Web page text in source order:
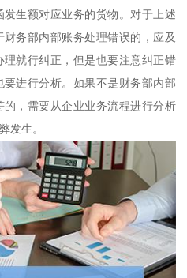
生额对应业务的货物。对于上述
务部内部账务处理错误的，应及
就行纠正，但是也要注意纠正错
进行分析。如果不是财务部内部
，需要从企业业务流程进行分析
发生。